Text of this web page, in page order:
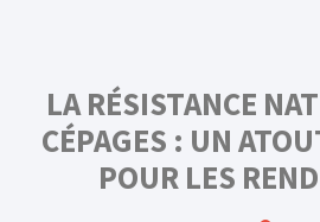
LA RÉSISTANCE
CÉPAGES : UN
POUR LES